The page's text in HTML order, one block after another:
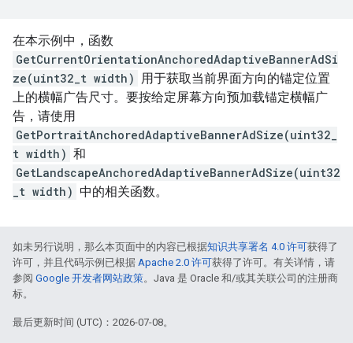
在本示例中，函数
GetCurrentOrientationAnchoredAdaptiveBannerAdSi
ze(uint32_t width) 用于获取当前界面方向的锚定位置
上的横幅广告尺寸。要按给定屏幕方向预加载锚定横幅广
告，请使用
GetPortraitAnchoredAdaptiveBannerAdSize(uint32_
t width) 和
GetLandscapeAnchoredAdaptiveBannerAdSize(uint32
_t width) 中的相关函数。
如未另行说明，那么本页面中的内容已根据知识共享署名 4.0 许可获得了
许可，并且代码示例已根据 Apache 2.0 许可获得了许可。有关详情，请
参阅 Google 开发者网站政策。Java 是 Oracle 和/或其关联公司的注册商
标。
最后更新时间 (UTC)：2026-07-08。